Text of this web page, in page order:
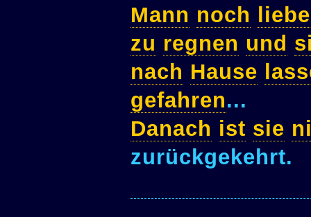
Mann noch liebe
zu regnen und
nach Hause
gefahren...
Danach ist sie
zurückgekehrt.